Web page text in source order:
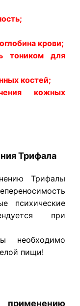
крови;
тоником для
костей;
кожных
Трифала
Трифалы
психические
при
необходимо
пищи!